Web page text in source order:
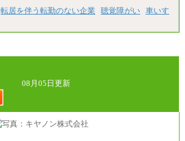
転居を伴う転勤のない企業 聴覚障がい 車いす
08月05日更新